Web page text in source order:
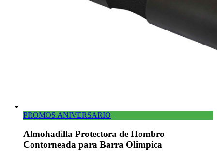
PROMOS ANIVERSARIO
Almohadilla Protectora de Hombro
Contorneada para Barra Olimpica